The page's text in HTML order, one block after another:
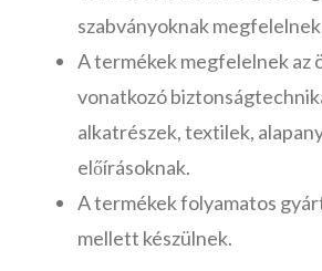
szabványoknak
A termékek megfelelnek az
vonatkozó
alkatrészek, textilek,
előírásoknak.
A termékek folyamatos
mellett készülnek.